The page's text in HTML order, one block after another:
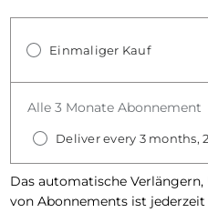
Einmaliger Kauf
Alle 3 Monate Abonnement
Deliver every 3 months,
Das automatische
von Abonnements ist